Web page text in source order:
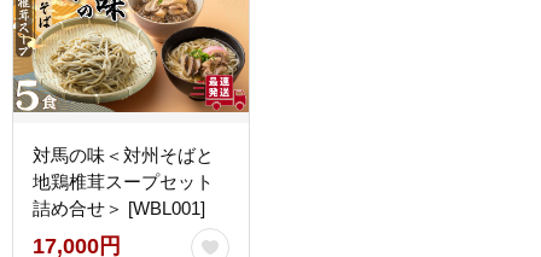
対馬の味＜対州そばと
地鶏椎茸スープセット
詰め合せ＞ [WBL001]
17,000円